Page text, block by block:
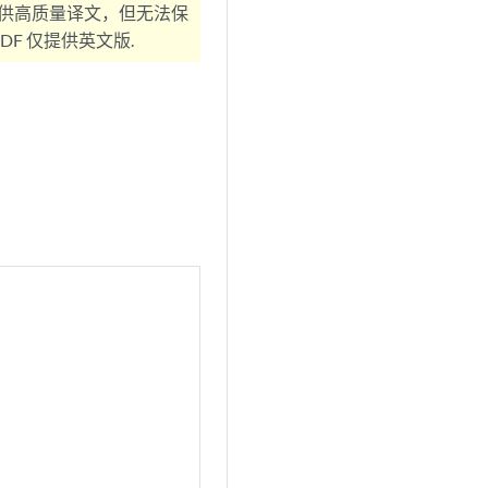
高质量译文，但无法保
仅提供英文版.